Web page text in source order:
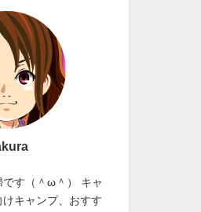
です（＾ω＾） キャ
キャンプ、おすす